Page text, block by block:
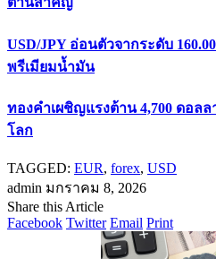
USD/JPY อ่อนตัวจากระดับ
พรีเมียมน้ำมัน
ทองคำเผชิญแรงต้าน 4,700 ดอล
โลก
TAGGED: EUR, forex, USD
admin มกราคม 8, 2026
Share this Article
Facebook Twitter Email Print